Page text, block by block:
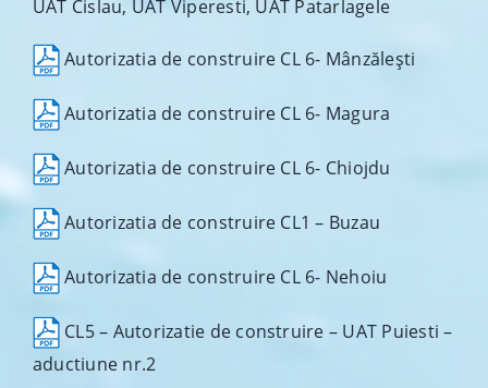
UAT Cislau, UAT Viperesti, UAT Patarlagele
Autorizatia de construire CL 6- Mânzălești
Autorizatia de construire CL 6- Magura
Autorizatia de construire CL 6- Chiojdu
Autorizatia de construire CL1 – Buzau
Autorizatia de construire CL 6- Nehoiu
CL5 – Autorizatie de construire – UAT Puiesti –
aductiune nr.2